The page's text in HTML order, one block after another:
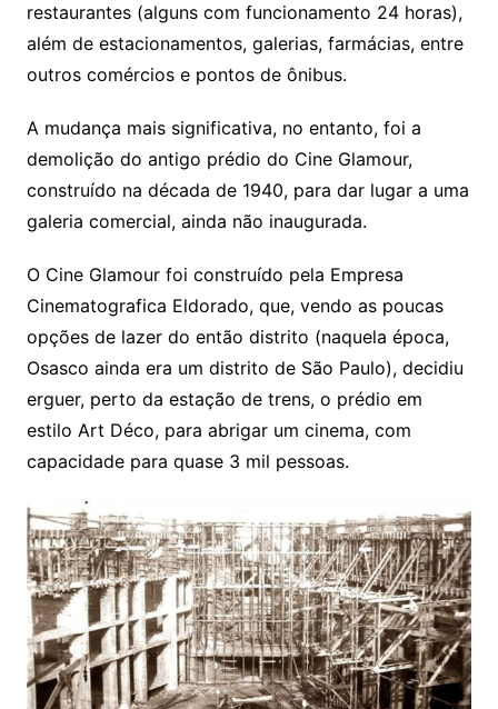
restaurantes (alguns com funcionamento 24 horas),
além de estacionamentos, galerias, farmácias, entre
outros comércios e pontos de ônibus.
A mudança mais significativa, no entanto, foi a
demolição do antigo prédio do Cine Glamour,
construído na década de 1940, para dar lugar a uma
galeria comercial, ainda não inaugurada.
O Cine Glamour foi construído pela Empresa
Cinematografica Eldorado, que, vendo as poucas
opções de lazer do então distrito (naquela época,
Osasco ainda era um distrito de São Paulo), decidiu
erguer, perto da estação de trens, o prédio em
estilo Art Déco, para abrigar um cinema, com
capacidade para quase 3 mil pessoas.